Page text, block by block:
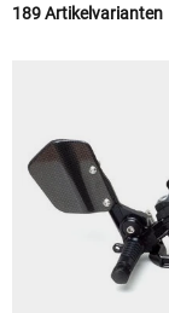
189 Artikelvarianten